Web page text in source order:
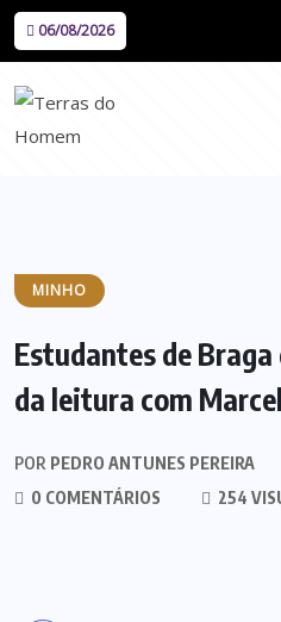
06/08/2026
MINHO
Estudantes de
da leitura com
POR PEDRO ANTUNES PEREIRA
0 COMENTÁRIOS
254